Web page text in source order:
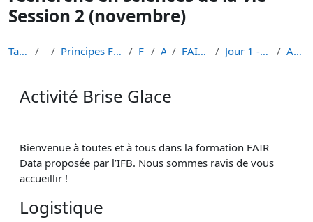
Session 2 (novembre)
Tableau de bord Cours Principes FAIR en bioinformatique et gestion des d... FAIR-DATA ALL-DATA FAIR data 2021 - session 2 Jour 1 - lundi 15 novembre - 9h à 12h30 Activité Brise Glace
Activité Brise Glace
Bienvenue à toutes et à tous dans la formation FAIR
Data proposée par l’IFB. Nous sommes ravis de vous
accueillir !
Logistique